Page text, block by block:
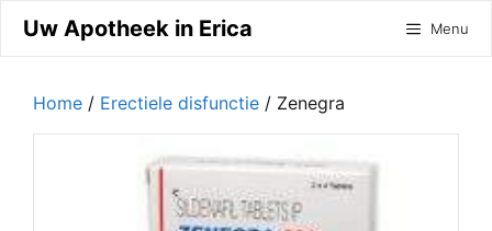
naar
inhoud
Uw Apotheek in Erica Menu
Home / Erectiele disfunctie / Zenegra